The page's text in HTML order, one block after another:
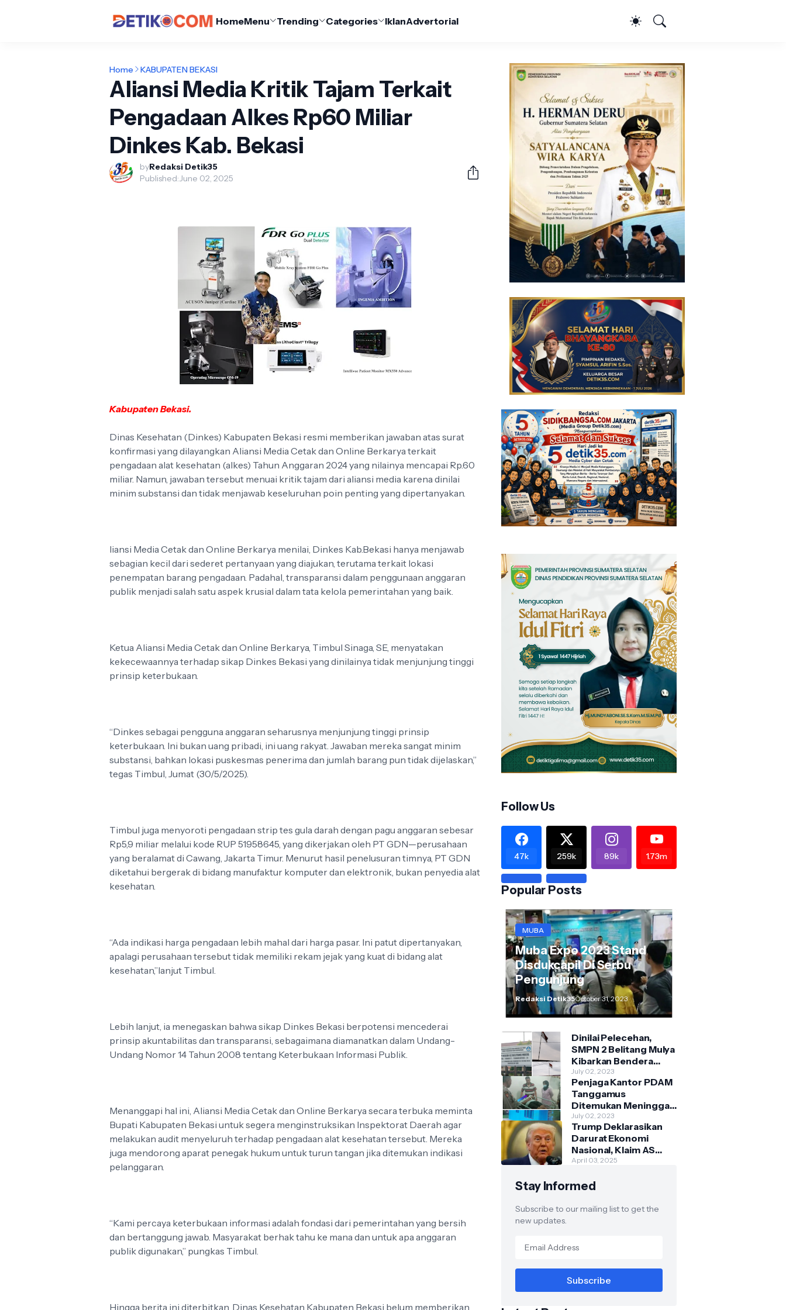
HomeMenu Trending Categories IklanAdvertorial
Home KABUPATEN BEKASI
Aliansi Media Kritik Tajam Terkait
Pengadaan Alkes Rp60 Miliar
Dinkes Kab. Bekasi
byRedaksi Detik35
Published:June 02, 2025
Kabupaten Bekasi.
Dinas Kesehatan (Dinkes) Kabupaten Bekasi resmi memberikan jawaban atas surat
konfirmasi yang dilayangkan Aliansi Media Cetak dan Online Berkarya terkait
pengadaan alat kesehatan (alkes) Tahun Anggaran 2024 yang nilainya mencapai Rp.60
miliar. Namun, jawaban tersebut menuai kritik tajam dari aliansi media karena dinilai
minim substansi dan tidak menjawab keseluruhan poin penting yang dipertanyakan.
liansi Media Cetak dan Online Berkarya menilai, Dinkes Kab.Bekasi hanya menjawab
sebagian kecil dari sederet pertanyaan yang diajukan, terutama terkait lokasi
penempatan barang pengadaan. Padahal, transparansi dalam penggunaan anggaran
publik menjadi salah satu aspek krusial dalam tata kelola pemerintahan yang baik.
Ketua Aliansi Media Cetak dan Online Berkarya, Timbul Sinaga, SE, menyatakan
kekecewaannya terhadap sikap Dinkes Bekasi yang dinilainya tidak menjunjung tinggi
prinsip keterbukaan.
“Dinkes sebagai pengguna anggaran seharusnya menjunjung tinggi prinsip
keterbukaan. Ini bukan uang pribadi, ini uang rakyat. Jawaban mereka sangat minim
substansi, bahkan lokasi puskesmas penerima dan jumlah barang pun tidak dijelaskan,”
tegas Timbul, Jumat (30/5/2025).
Timbul juga menyoroti pengadaan strip tes gula darah dengan pagu anggaran sebesar
Rp5,9 miliar melalui kode RUP 51958645, yang dikerjakan oleh PT GDN—perusahaan
yang beralamat di Cawang, Jakarta Timur. Menurut hasil penelusuran timnya, PT GDN
diketahui bergerak di bidang manufaktur komputer dan elektronik, bukan penyedia alat
kesehatan.
“Ada indikasi harga pengadaan lebih mahal dari harga pasar. Ini patut dipertanyakan,
apalagi perusahaan tersebut tidak memiliki rekam jejak yang kuat di bidang alat
kesehatan,”lanjut Timbul.
Lebih lanjut, ia menegaskan bahwa sikap Dinkes Bekasi berpotensi mencederai
prinsip akuntabilitas dan transparansi, sebagaimana diamanatkan dalam Undang-
Undang Nomor 14 Tahun 2008 tentang Keterbukaan Informasi Publik.
Menanggapi hal ini, Aliansi Media Cetak dan Online Berkarya secara terbuka meminta
Bupati Kabupaten Bekasi untuk segera menginstruksikan Inspektorat Daerah agar
melakukan audit menyeluruh terhadap pengadaan alat kesehatan tersebut. Mereka
juga mendorong aparat penegak hukum untuk turun tangan jika ditemukan indikasi
pelanggaran.
“Kami percaya keterbukaan informasi adalah fondasi dari pemerintahan yang bersih
dan bertanggung jawab. Masyarakat berhak tahu ke mana dan untuk apa anggaran
publik digunakan,” pungkas Timbul.
Hingga berita ini diterbitkan, Dinas Kesehatan Kabupaten Bekasi belum memberikan
Follow Us
47k 259k 89k 1.73m
Popular Posts
MUBA
Muba Expo 2023 Stand
Disdukcapil Di Serbu
Pengunjung
Redaksi Detik35October 31, 2023
Dinilai Pelecehan,
SMPN 2 Belitang Mulya
Kibarkan Bendera
Usang dan Sobek
July 02, 2023
Penjaga Kantor PDAM
Tanggamus
Ditemukan Meninggal
di Belakang Kantornya.
July 02, 2023
Trump Deklarasikan
Darurat Ekonomi
Nasional, Klaim AS
Terus Diperlakukan
Asing"
April 03, 2025
Stay Informed
Subscribe to our mailing list to get the
new updates.